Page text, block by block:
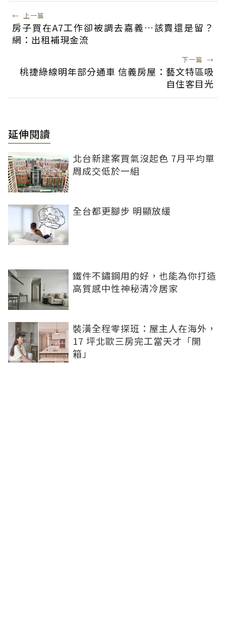
← 上一篇
房子買在A7工作卻被調去嘉義…該賣還是留？
網：出租補現金流
下一篇 →
桃捷綠線明年部分通車 信義房屋：藝文特區吸
自住客目光
延伸閱讀
北台新建案買氣沒起色 7月平均單
周成交低於一組
全台都更腳步 明顯放緩
鐵件不鏽鋼用的好，也能為你打造
高質感中性神秘清冷居家
裝潢全程零探班：屋主人在海外，
17 坪北歐三房完工當天才「開
箱」